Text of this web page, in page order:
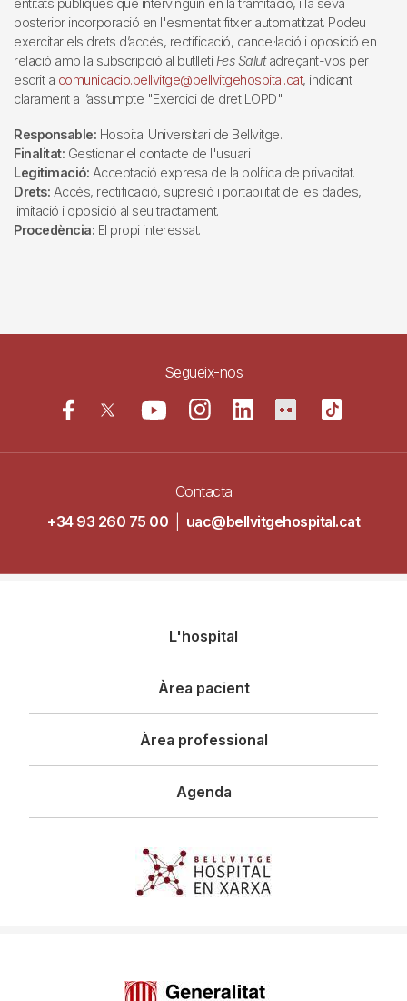
entitats públiques que intervinguin en la tramitació, i la seva
posterior incorporació en l'esmentat fitxer automatitzat. Podeu
exercitar els drets d’accés, rectificació, cancel·lació i oposició en
relació amb la subscripció al butlletí Fes Salutadreçant-vos per
escrit a comunicacio.bellvitge@bellvitgehospital.cat, indicant
clarament a l’assumpte "Exercici de dret LOPD".
Responsable: Hospital Universitari de Bellvitge.
Finalitat: Gestionar el contacte de l'usuari
Legitimació: Acceptació expresa de la política de privacitat.
Drets: Accés, rectificació, supresió i portabilitat de les dades,
limitació i oposició al seu tractament.
Procedència: El propi interessat.
Segueix-nos
Contacta
+34 93 260 75 00
uac@bellvitgehospital.cat
principal
L'hospital
Àrea pacient
Àrea professional
Agenda